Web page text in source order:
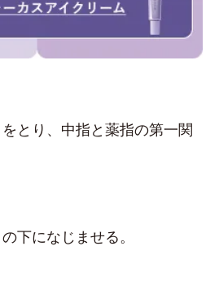
とり、中指と薬指の第一関
下になじませる。